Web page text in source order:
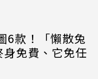
6款！「懶散兔
身免費、它免任